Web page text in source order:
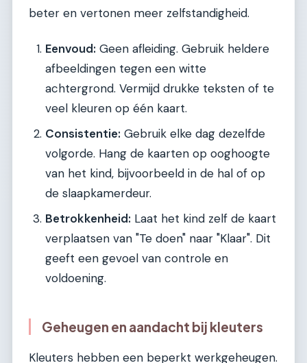
beter en vertonen meer zelfstandigheid.
Eenvoud: Geen afleiding. Gebruik heldere
afbeeldingen tegen een witte
achtergrond. Vermijd drukke teksten of te
veel kleuren op één kaart.
Consistentie: Gebruik elke dag dezelfde
volgorde. Hang de kaarten op ooghoogte
van het kind, bijvoorbeeld in de hal of op
de slaapkamerdeur.
Betrokkenheid: Laat het kind zelf de kaart
verplaatsen van "Te doen" naar "Klaar". Dit
geeft een gevoel van controle en
voldoening.
Geheugen en aandacht bij kleuters
Kleuters hebben een beperkt werkgeheugen.